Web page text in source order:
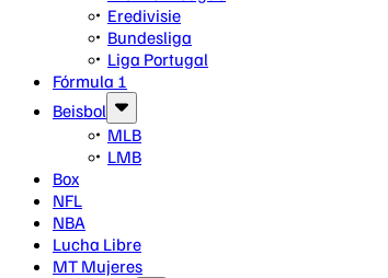
Eredivisie
Bundesliga
Liga Portugal
Fórmula 1
Beisbol
MLB
LMB
Box
NFL
NBA
Lucha Libre
MT Mujeres